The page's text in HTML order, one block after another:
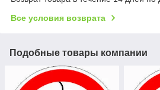
Все условия возврата
Подобные товары компании